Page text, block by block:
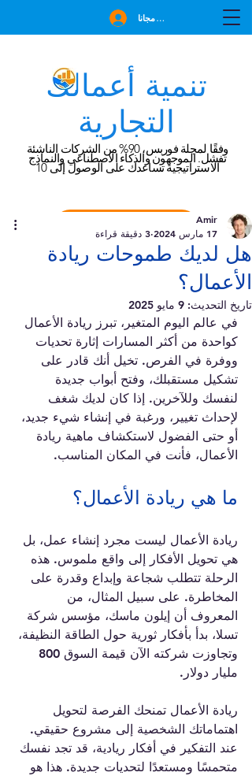
تنمية أعمالك
التجارية
وفقًا لمجلة فوربس، 90% من الشركات الناشئة
تفشل. الموجهون والذكاء الاصطناعي والنماذج
الاستراتيجية تساعدك على الوصول إلى 10
احجز استشارة مجانية
انضم مجانا
هل لديك طموحات ريادة
الأعمال؟
Amir
17 مارس 2024
3 دقيقة قراءة
تاريخ التحديث: 9 مايو 2025
في عالم اليوم المتغير، تبرز ريادة الأعمال
كواحدة من أكثر المسارات إثارة تحديات
ووفرة في الفرص. تخيل أنك قادر على
تشكيل مستقبلك، وفتح أبواب جديدة
لنفسك وللآخرين. إذا كان لديك شغف
لإحداث تغيير، ورغبة في إنشاء شيء جديد،
أو حتى الفضول لاستكشاف ماهية ريادة
الأعمال، فأنت في المكان المناسب.
ما هي ريادة الأعمال؟
ريادة الأعمال ليست مجرد إنشاء عمل، بل
هي تحويل الأفكار إلى واقع ملموس. هذه
الرحلة تتطلب شجاعة وإبداع وقدرة على
المخاطرة. على سبيل المثال، من
المعروف أن إيلون ماسك، مؤسس شركة
تسلا، بدأ بأفكار ثورية حول الطاقة النظيفة،
مليار دولار.
ريادة الأعمال تمنحك الفرصة لتحويل
اهتماماتك الشخصية إلى مشروع حقيقي.
عند التفكير في أفكار ريادية، قد تجد نفسك
متحمسًا ومستعدًا لتحديات جديدة. هذا هو